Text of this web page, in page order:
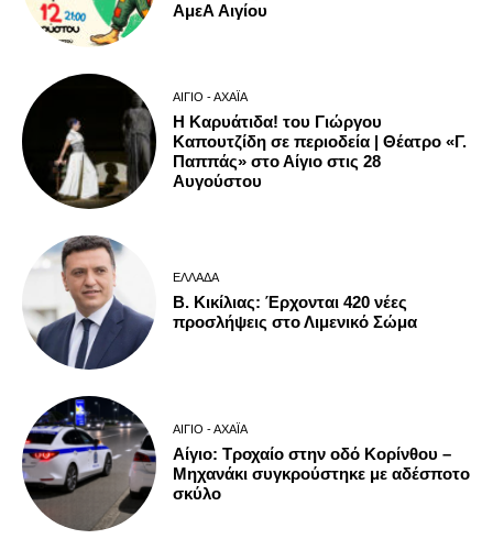
ΑμεΑ Αιγίου
ΑΊΓΙΟ - ΑΧΑΪ́Α
Η Καρυάτιδα! του Γιώργου
Καπουτζίδη σε περιοδεία | Θέατρο «Γ.
Παππάς» στο Αίγιο στις 28
Αυγούστου
ΕΛΛΆΔΑ
Β. Κικίλιας: Έρχονται 420 νέες
προσλήψεις στο Λιμενικό Σώμα
ΑΊΓΙΟ - ΑΧΑΪ́Α
Αίγιο: Τροχαίο στην οδό Κορίνθου –
Μηχανάκι συγκρούστηκε με αδέσποτο
σκύλο